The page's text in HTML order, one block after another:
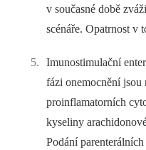
v současné době
scénáře. Opatrnost v
Imunostimulační
fázi onemocnění
proinflamatorních
kyseliny
Podání